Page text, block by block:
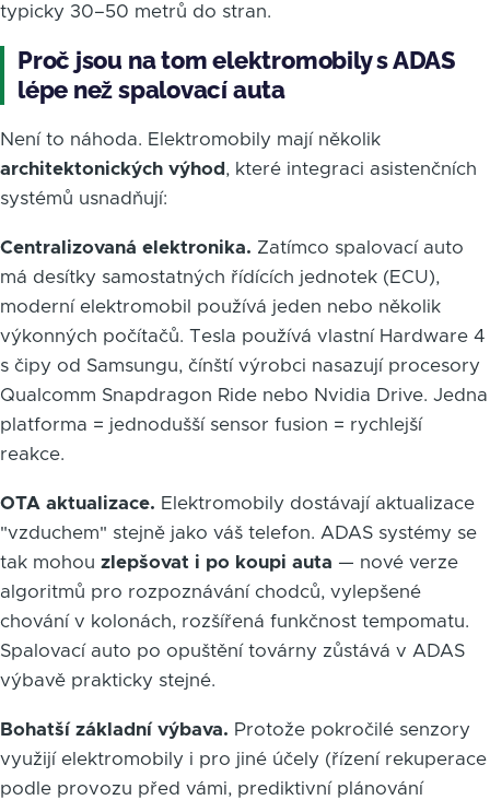
typicky 30–50 metrů do stran.
Proč jsou na tom elektromobily s ADAS
lépe než spalovací auta
Není to náhoda. Elektromobily mají několik
architektonických výhod , které integraci asistenčních
systémů usnadňují:
Centralizovaná elektronika. Zatímco spalovací auto
má desítky samostatných řídících jednotek (ECU),
moderní elektromobil používá jeden nebo několik
výkonných počítačů. Tesla používá vlastní Hardware 4
s čipy od Samsungu, čínští výrobci nasazují procesory
Qualcomm Snapdragon Ride nebo Nvidia Drive. Jedna
platforma = jednodušší sensor fusion = rychlejší
reakce.
OTA aktualizace. Elektromobily dostávají aktualizace
"vzduchem" stejně jako váš telefon. ADAS systémy se
tak mohou zlepšovat i po koupi auta — nové verze
algoritmů pro rozpoznávání chodců, vylepšené
chování v kolonách, rozšířená funkčnost tempomatu.
Spalovací auto po opuštění továrny zůstává v ADAS
výbavě prakticky stejné.
Bohatší základní výbava. Protože pokročilé senzory
využijí elektromobily i pro jiné účely (řízení rekuperace
podle provozu před vámi, prediktivní plánování